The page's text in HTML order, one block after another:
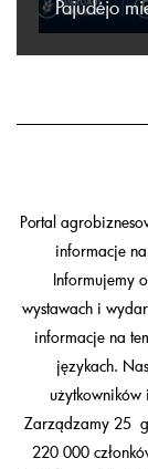
Pajudėjo
Portal
informacje
Informujemy
wystawach i
informacje na
językach.
użytkowników
Zarządzamy 25
220 000